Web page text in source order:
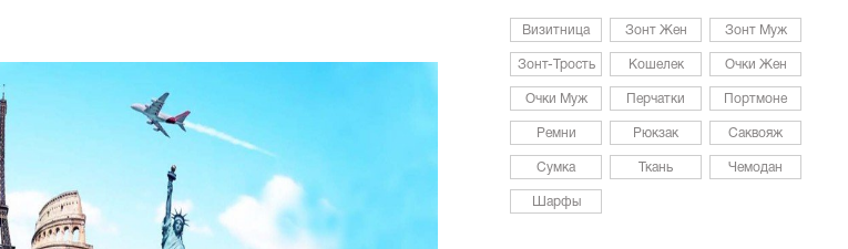
Визитница Зонт Жен Зонт Муж
Зонт-Трость Кошелек Очки Жен
Очки Муж Перчатки Портмоне
Ремни Рюкзак Саквояж
Сумка Ткань Чемодан
Шарфы